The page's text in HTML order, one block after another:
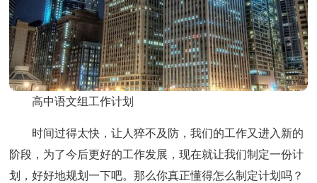
高中语文组工作计划
时间过得太快，让人猝不及防，我们的工作又进入新的
阶段，为了今后更好的工作发展，现在就让我们制定一份计
划，好好地规划一下吧。那么你真正懂得怎么制定计划吗？